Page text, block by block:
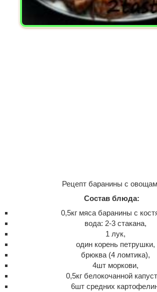
Рецепт баранины с
Состав блюда:
0,5кг мяса баранины с
вода: 2-3 стакана,
1 лук,
один корень петрушки,
брюква (4 ломтика),
4шт моркови,
0,5кг белокочанной
6шт средних